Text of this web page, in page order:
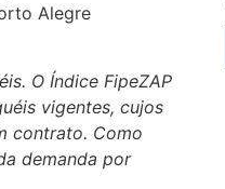
Alegre
O Índice FipeZAP
vigentes, cujos
contrato. Como
demanda por